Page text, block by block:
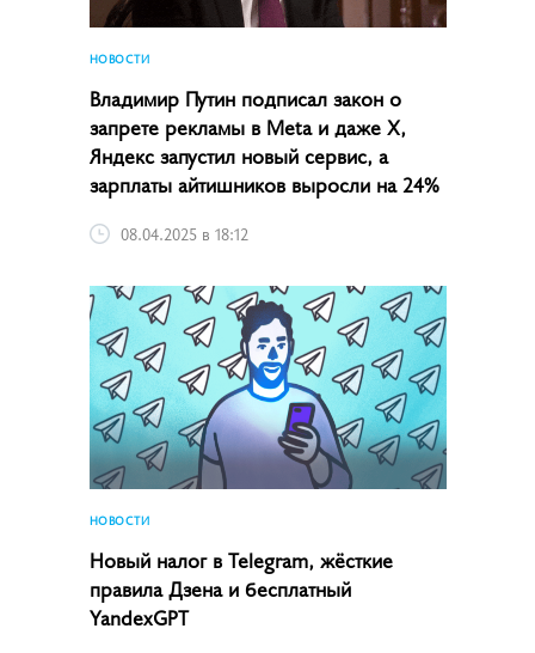
НОВОСТИ
Владимир Путин подписал закон о
запрете рекламы в Meta и даже X,
Яндекс запустил новый сервис, а
зарплаты айтишников выросли на 24%
08.04.2025 в 18:12
НОВОСТИ
Новый налог в Telegram, жёсткие
правила Дзена и бесплатный
YandexGPT